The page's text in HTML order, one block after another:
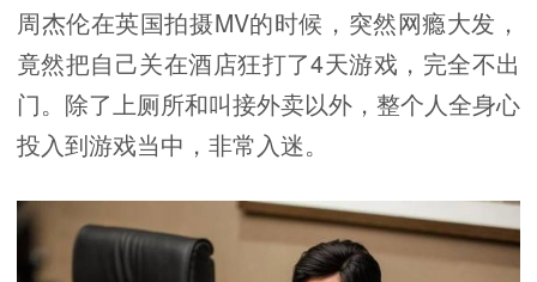
周杰伦在英国拍摄MV的时候，突然网瘾大发，
竟然把自己关在酒店狂打了4天游戏，完全不出
门。除了上厕所和叫接外卖以外，整个人全身心
投入到游戏当中，非常入迷。